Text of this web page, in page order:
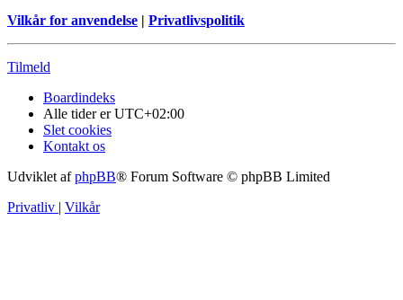
Vilkår for anvendelse | Privatlivspolitik
Tilmeld
Boardindeks
Alle tider erUTC+02:00
Slet cookies
Kontakt os
Udviklet afphpBB® Forum Software © phpBB Limited
Privatliv | Vilkår